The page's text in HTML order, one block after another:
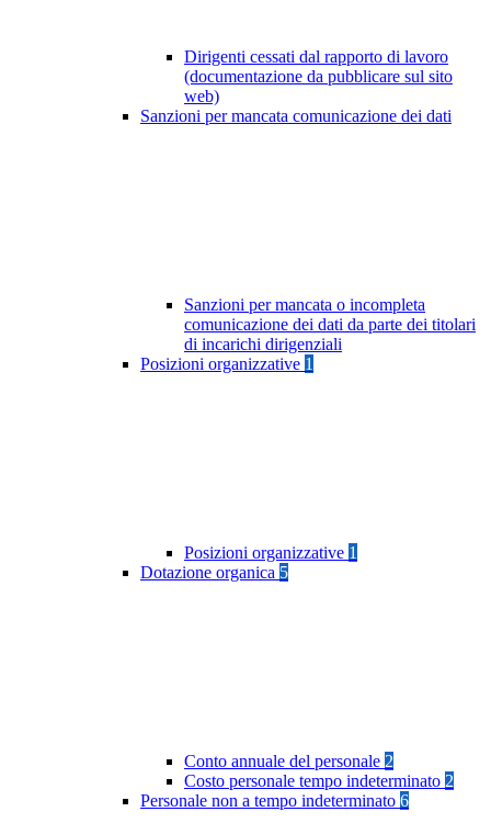
Dirigenti cessati dal rapporto di lavoro
(documentazione da pubblicare sul sito
web)
Sanzioni per mancata comunicazione dei dati
Sanzioni per mancata o incompleta
comunicazione dei dati da parte dei titolari
di incarichi dirigenziali
Posizioni organizzative 1
Posizioni organizzative 1
Dotazione organica 5
Conto annuale del personale 2
Costo personale tempo indeterminato 2
Personale non a tempo indeterminato 6